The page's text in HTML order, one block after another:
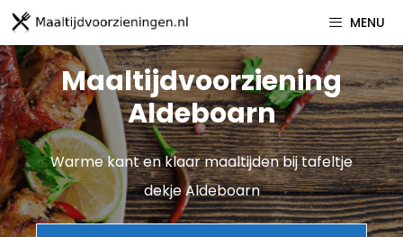
Spring
naar
inhoud
MENU
Maaltijdvoorziening
Aldeboarn
Warme kant en klaar maaltijden bij tafeltje
dekje Aldeboarn